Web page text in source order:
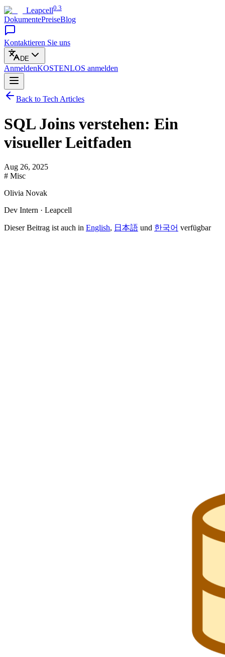
Leapcell0.3
DokumentePreiseBlog
Kontaktieren Sie uns
DE
AnmeldenKOSTENLOS anmelden
Back to Tech Articles
SQL Joins verstehen: Ein
visueller Leitfaden
Aug 26, 2025
# Misc
Olivia Novak
Dev Intern · Leapcell
Dieser Beitrag ist auch in English, 日本語 und 한국어 verfügbar